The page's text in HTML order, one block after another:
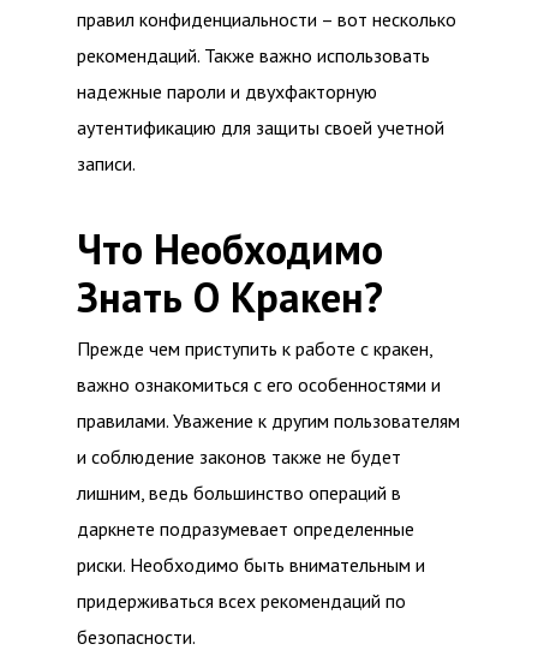
правил конфиденциальности – вот несколько
рекомендаций. Также важно использовать
надежные пароли и двухфакторную
аутентификацию для защиты своей учетной
записи.
Что Необходимо
Знать О Кракен?
Прежде чем приступить к работе с кракен,
важно ознакомиться с его особенностями и
правилами. Уважение к другим пользователям
и соблюдение законов также не будет
лишним, ведь большинство операций в
даркнете подразумевает определенные
риски. Необходимо быть внимательным и
придерживаться всех рекомендаций по
безопасности.